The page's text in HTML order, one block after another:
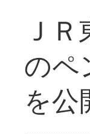
Ｊ
のペ
を公